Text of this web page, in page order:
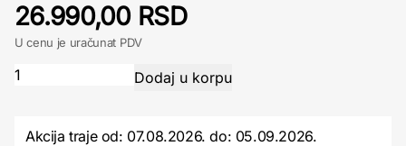
26.990,00 RSD
U cenu je uračunat PDV
Akcija traje od: 07.08.2026.do: 05.09.2026.